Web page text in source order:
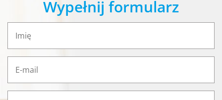
Wypełnij formularz